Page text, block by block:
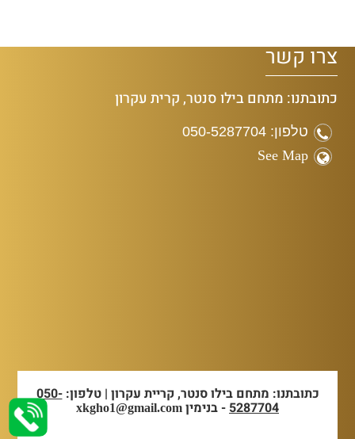
צרו קשר
כתובתנו: מתחם בילו סנטר, קרית עקרון
טלפון: 050-5287704
See Map
כתובתנו: מתחם בילו סנטר, קריית עקרון | טלפון:050-
5287704- בנימין xkgho1@gmail.com